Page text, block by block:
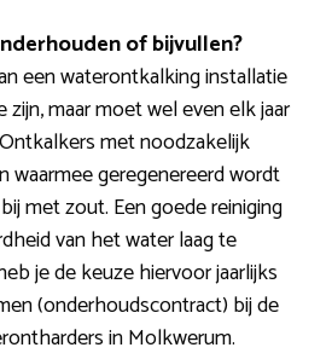
of bijvullen?
een waterontkalking installatie
maar moet wel even elk jaar
met noodzakelijk
geregenereerd wordt
met zout. Een goede reiniging
van het water laag te
je de keuze hiervoor jaarlijks
(onderhoudscontract) bij de
in Molkwerum.